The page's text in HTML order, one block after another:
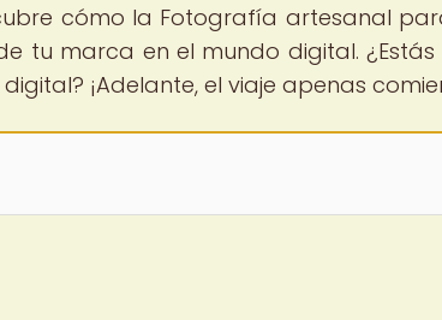
cómo la Fotografía artesanal
tu marca en el mundo digital.
¡Adelante, el viaje apenas